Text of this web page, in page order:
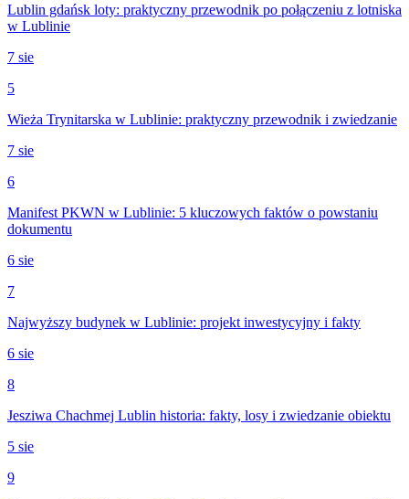
Lublin gdańsk loty: praktyczny przewodnik po połączeniu z lotniska
w Lublinie
7 sie
5
Wieża Trynitarska w Lublinie: praktyczny przewodnik i zwiedzanie
7 sie
6
Manifest PKWN w Lublinie: 5 kluczowych faktów o powstaniu
dokumentu
6 sie
7
Najwyższy budynek w Lublinie: projekt inwestycyjny i fakty
6 sie
8
Jesziwa Chachmej Lublin historia: fakty, losy i zwiedzanie obiektu
5 sie
9